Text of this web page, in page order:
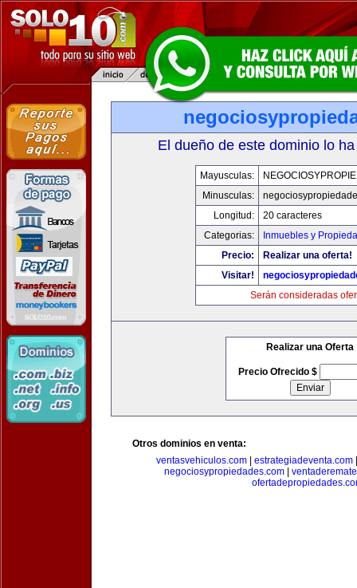
El dueño de este dominio lo
Mayusculas:
Minusculas:
Longitud:
20 caracteres
Categorias:
Inmuebles y
Precio:
Realizar una oferta!
Visitar!
Serán consideradas
Realizar una Oferta
Precio Ofrecido $
Otros dominios en venta:
ventasvehiculos.com
estrategiadeventa.com
negociosypropiedades.com